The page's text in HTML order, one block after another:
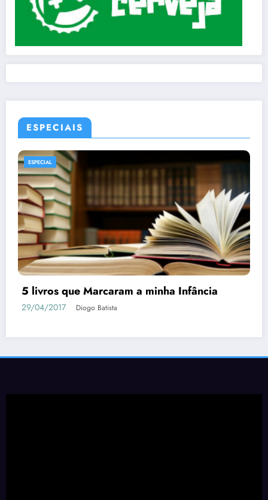
ESPECIAIS
ESPECIAL
5 livros que Marcaram a minha Infância
29/04/2017 Diogo Batista